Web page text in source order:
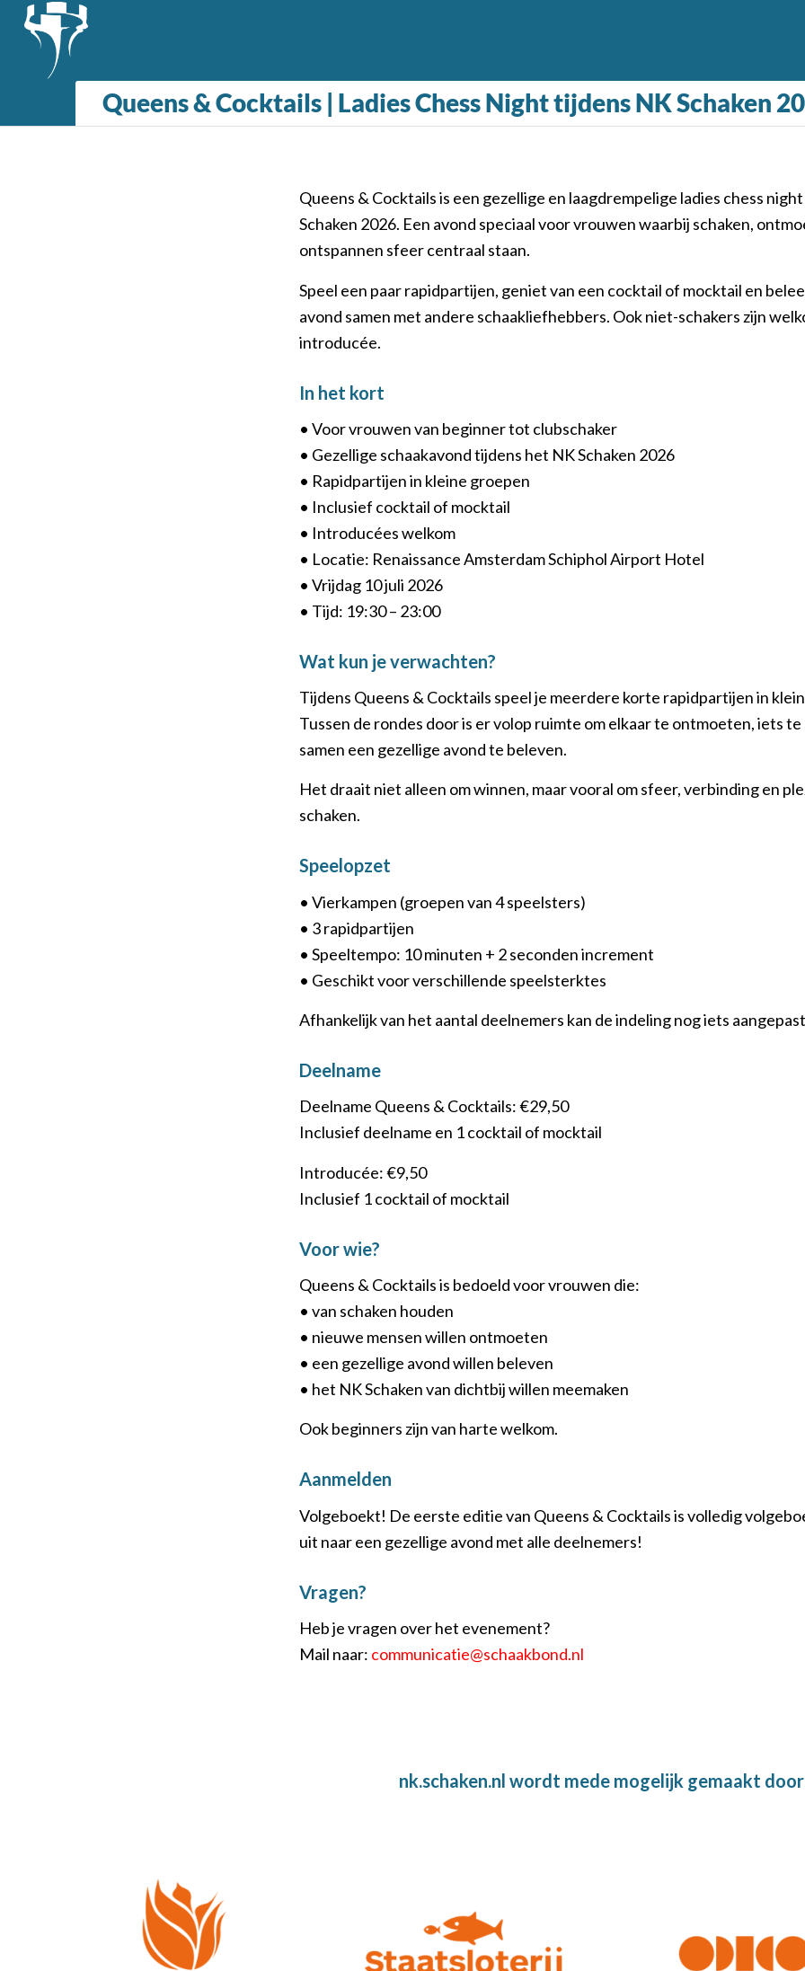
Queens & Cocktails | Ladies Chess Night tijdens NK Schaken
Queens & Cocktails is een gezellige en laagdrempelige ladies chess
Schaken 2026. Een avond speciaal voor vrouwen waarbij schaken,
ontspannen sfeer centraal staan.
Speel een paar rapidpartijen, geniet van een cocktail of mocktail en
avond samen met andere schaakliefhebbers. Ook niet-schakers zijn
introducée.
In het kort
• Voor vrouwen van beginner tot clubschaker
• Gezellige schaakavond tijdens het NK Schaken 2026
• Rapidpartijen in kleine groepen
• Inclusief cocktail of mocktail
• Introducées welkom
• Locatie: Renaissance Amsterdam Schiphol Airport Hotel
• Vrijdag 10 juli 2026
• Tijd: 19:30 – 23:00
Wat kun je verwachten?
Tijdens Queens & Cocktails speel je meerdere korte rapidpartijen in
Tussen de rondes door is er volop ruimte om elkaar te ontmoeten, iets
samen een gezellige avond te beleven.
Het draait niet alleen om winnen, maar vooral om sfeer, verbinding en
schaken.
Speelopzet
• Vierkampen (groepen van 4 speelsters)
• 3 rapidpartijen
• Speeltempo: 10 minuten + 2 seconden increment
• Geschikt voor verschillende speelsterktes
Afhankelijk van het aantal deelnemers kan de indeling nog iets
Deelname
Deelname Queens & Cocktails: €29,50
Inclusief deelname en 1 cocktail of mocktail
Introducée: €9,50
Inclusief 1 cocktail of mocktail
Voor wie?
Queens & Cocktails is bedoeld voor vrouwen die:
• van schaken houden
• nieuwe mensen willen ontmoeten
• een gezellige avond willen beleven
• het NK Schaken van dichtbij willen meemaken
Ook beginners zijn van harte welkom.
Aanmelden
Volgeboekt! De eerste editie van Queens & Cocktails is volledig
uit naar een gezellige avond met alle deelnemers!
Vragen?
Heb je vragen over het evenement?
Mail naar: communicatie@schaakbond.nl
nk.schaken.nl wordt mede mogelijk gemaakt